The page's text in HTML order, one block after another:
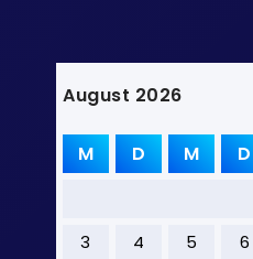
August 2026
M D M D
3
4 5 6